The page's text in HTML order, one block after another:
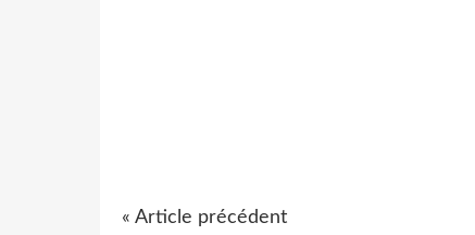
« Article précédent